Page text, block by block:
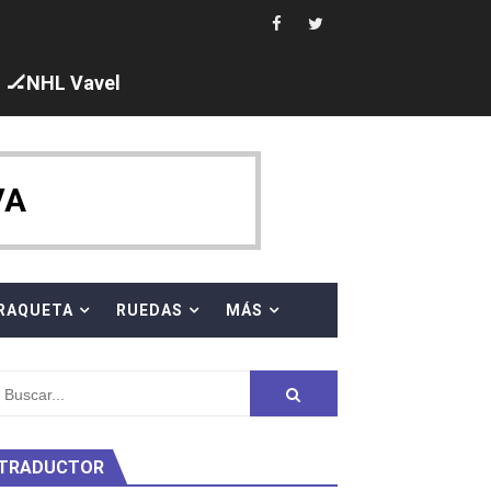
y Taddeucci. Ángela Martínez 5ª en 10km
al equipo neutral ruso, llevándose 8 medallas, seis para
🏒NHL Vavel
RAQUETA RUEDAS MÁS